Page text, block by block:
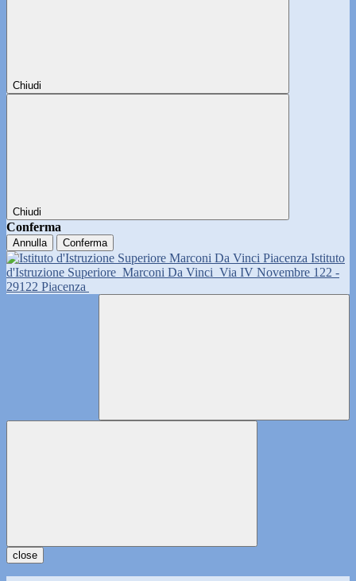
Chiudi
Chiudi
Conferma
Annulla Conferma
Istituto
d'Istruzione Superiore Marconi Da Vinci Via IV Novembre 122 -
29122 Piacenza
close